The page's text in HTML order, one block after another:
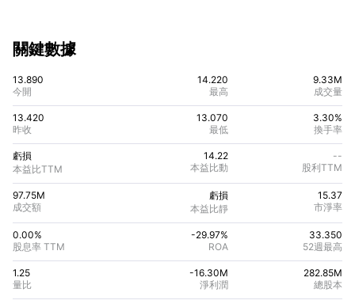
關鍵數據
13.890
今開
14.220
最高
9.33M
成交量
虧損
本益比TTM
14.22
本益比動
--
股利TTM
3.30%
換手率
13.420
昨收
13.070
最低
97.75M
成交額
虧損
本益比靜
15.37
市淨率
0.00%
股息率 TTM
-29.97%
ROA
33.350
52週最高
1.25
量比
-16.30M
淨利潤
282.85M
總股本